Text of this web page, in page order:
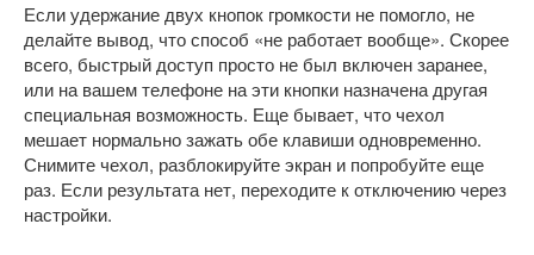
Если удержание двух кнопок громкости не помогло, не
делайте вывод, что способ «не работает вообще». Скорее
всего, быстрый доступ просто не был включен заранее,
или на вашем телефоне на эти кнопки назначена другая
специальная возможность. Еще бывает, что чехол
мешает нормально зажать обе клавиши одновременно.
Снимите чехол, разблокируйте экран и попробуйте еще
раз. Если результата нет, переходите к отключению через
настройки.